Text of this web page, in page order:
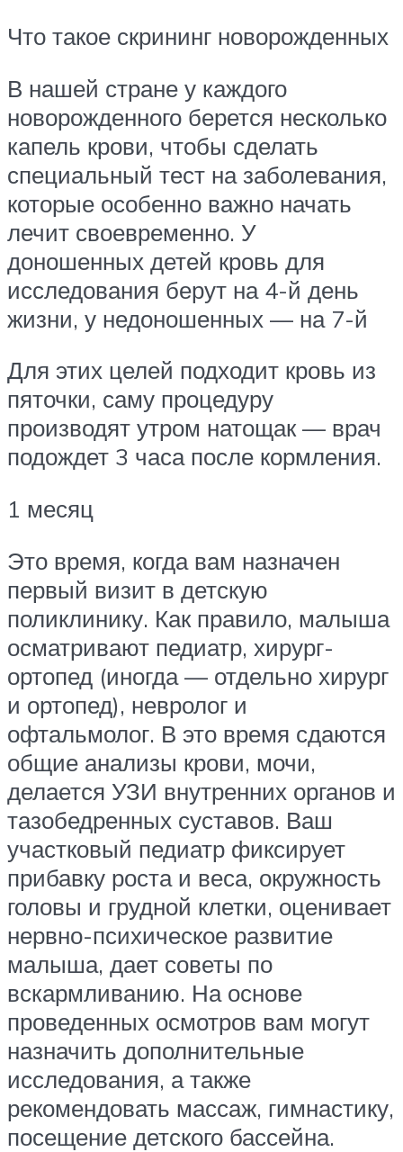
Что такое скрининг новорожденных
В нашей стране у каждого
новорожденного берется несколько
капель крови, чтобы сделать
специальный тест на заболевания,
которые особенно важно начать
лечит своевременно. У
доношенных детей кровь для
исследования берут на 4-й день
жизни, у недоношенных — на 7-й
Для этих целей подходит кровь из
пяточки, саму процедуру
производят утром натощак — врач
подождет 3 часа после кормления.
1 месяц
Это время, когда вам назначен
первый визит в детскую
поликлинику. Как правило, малыша
осматривают педиатр, хирург-
ортопед (иногда — отдельно хирург
и ортопед), невролог и
офтальмолог. В это время сдаются
общие анализы крови, мочи,
делается УЗИ внутренних органов и
тазобедренных суставов. Ваш
участковый педиатр фиксирует
прибавку роста и веса, окружность
головы и грудной клетки, оценивает
нервно-психическое развитие
малыша, дает советы по
вскармливанию. На основе
проведенных осмотров вам могут
назначить дополнительные
исследования, а также
рекомендовать массаж, гимнастику,
посещение детского бассейна.